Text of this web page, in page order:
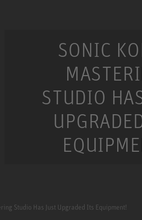
SONIC
STUDIO
Studio Has Just Upgraded Its Equipment!